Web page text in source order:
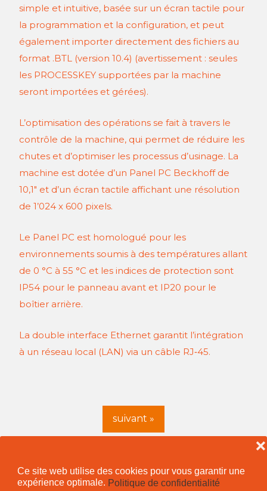
Ce site web utilise des cookies pour vous garantir une
expérience optimale. Politique de confidentialité
❌
simple et intuitive, basée sur un écran tactile pour
la programmation et la configuration, et peut
également importer directement des fichiers au
format .BTL (version 10.4) (avertissement : seules
les PROCESSKEY supportées par la machine
seront importées et gérées).
L’optimisation des opérations se fait à travers le
contrôle de la machine, qui permet de réduire les
chutes et d’optimiser les processus d’usinage. La
machine est dotée d’un Panel PC Beckhoff de
10,1" et d’un écran tactile affichant une résolution
de 1’024 x 600 pixels.
Le Panel PC est homologué pour les
environnements soumis à des températures allant
de 0 °C à 55 °C et les indices de protection sont
IP54 pour le panneau avant et IP20 pour le
boîtier arrière.
La double interface Ethernet garantit l’intégration
à un réseau local (LAN) via un câble RJ‑45.
suivant »